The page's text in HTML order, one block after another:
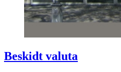
Beskidt valuta